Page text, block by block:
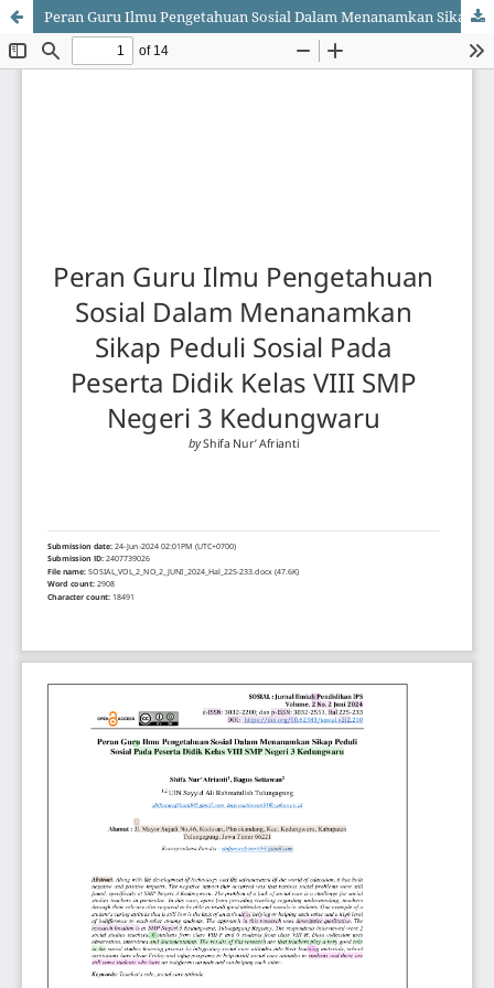
Peran Guru Ilmu Pengetahuan Sosial Dalam Menanamkan Sikap Peduli Sosial Pada Peserta Didik Kelas VIII SMP Negeri 3 Kedungwaru